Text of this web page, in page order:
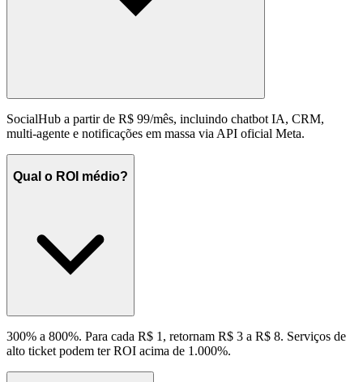
SocialHub a partir de R$ 99/mês, incluindo chatbot IA, CRM,
multi-agente e notificações em massa via API oficial Meta.
Qual o ROI médio?
300% a 800%. Para cada R$ 1, retornam R$ 3 a R$ 8. Serviços de
alto ticket podem ter ROI acima de 1.000%.